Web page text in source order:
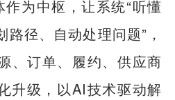
为中枢，让系统“听懂
径、自动处理问题”，
、订单、履约、供应商
升级，以AI技术驱动解